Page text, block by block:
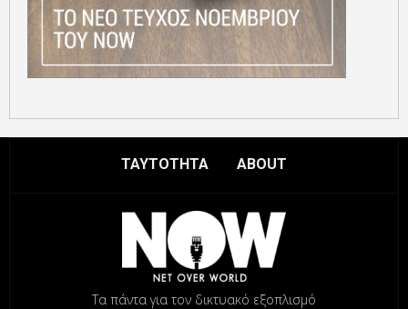
ΤΑΥΤΟΤΗΤΑ ABOUT
Τα πάντα για τον δικτυακό εξοπλισμό